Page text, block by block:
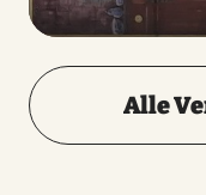
Alle